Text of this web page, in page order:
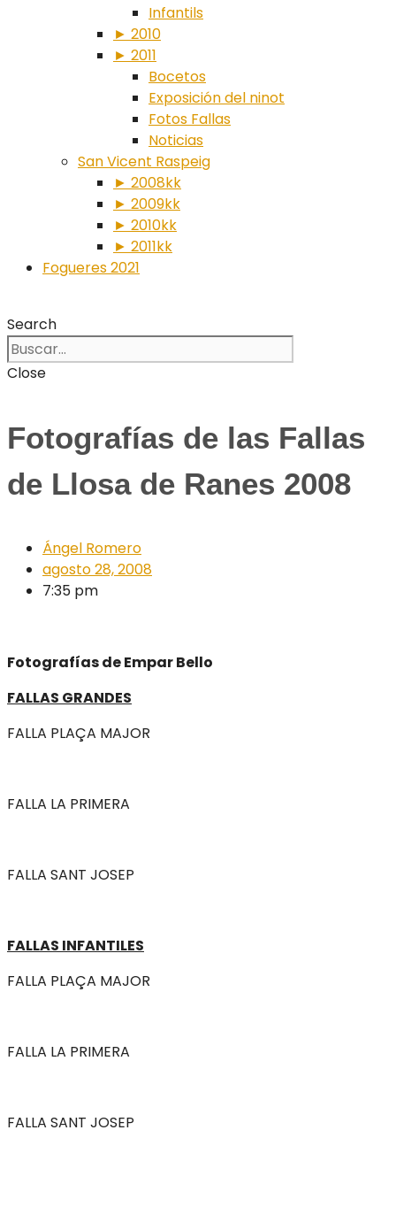
Infantils
► 2010
► 2011
Bocetos
Exposición del ninot
Fotos Fallas
Noticias
San Vicent Raspeig
► 2008kk
► 2009kk
► 2010kk
► 2011kk
Fogueres 2021
Search
Close
Fotografías de las Fallas
de Llosa de Ranes 2008
Ángel Romero
agosto 28, 2008
7:35 pm
Fotografías de Empar Bello
FALLAS GRANDES
FALLA PLAÇA MAJOR
FALLA LA PRIMERA
FALLA SANT JOSEP
FALLAS INFANTILES
FALLA PLAÇA MAJOR
FALLA LA PRIMERA
FALLA SANT JOSEP